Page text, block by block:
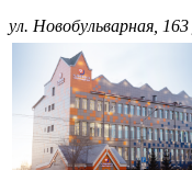
ул. Новобульварная, 163